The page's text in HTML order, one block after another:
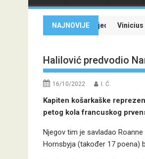
NAJNOVIJE
specijale i iskoristi jedinstvenu ponudu
Vinicius Jr.
Halilović predvodio
16/10/2022 I. Ć.
Kapiten košarkaške
petog kola francuskog
Njegov tim je savladao
Hornsbyja (također 17 poena)